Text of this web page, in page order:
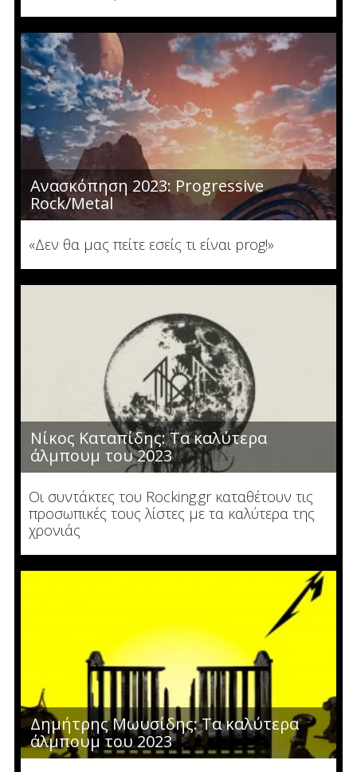
Ανασκόπηση 2023: Progressive
Rock/Metal
«Δεν θα μας πείτε εσείς τι είναι prog!»
Νίκος Καταπίδης: Τα καλύτερα
άλμπουμ του 2023
Οι συντάκτες του Rocking.gr καταθέτουν τις
προσωπικές τους λίστες με τα καλύτερα της
χρονιάς
Δημήτρης Μωυσίδης: Τα καλύτερα
άλμπουμ του 2023